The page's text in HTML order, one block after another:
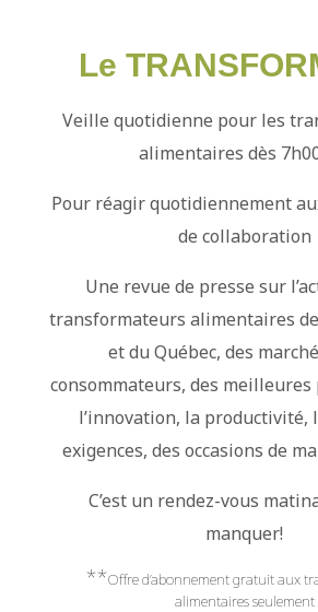
Le
Veille quotidienne pour les
alimentaires dès
Pour réagir quotidiennement
de collaboration
Une revue de presse sur
transformateurs alimentaires
et du Québec, des
consommateurs, des
l’innovation, la productivité,
exigences, des occasions de
C’est un rendez-vous
manquer!
**Offre d’abonnement gratuit aux
alimentaires seulement